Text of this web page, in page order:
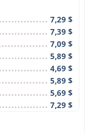
7,29 $
7,39 $
7,09 $
5,89 $
4,69 $
5,89 $
5,69 $
7,29 $